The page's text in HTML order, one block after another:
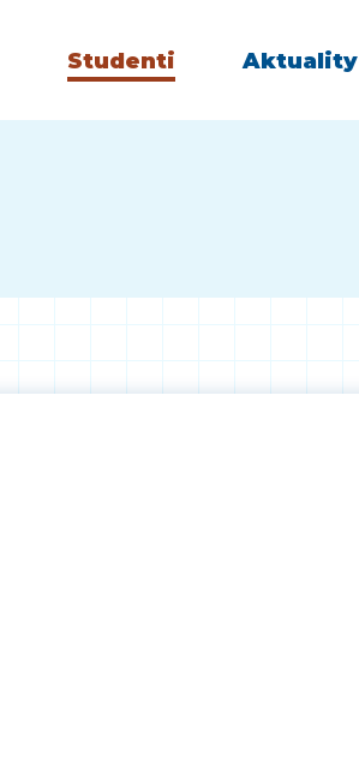
Studenti Aktuality